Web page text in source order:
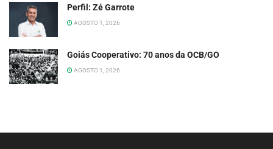
Perfil: Zé Garrote
AGOSTO 1, 2026
Goiás Cooperativo: 70 anos da OCB/GO
AGOSTO 1, 2026